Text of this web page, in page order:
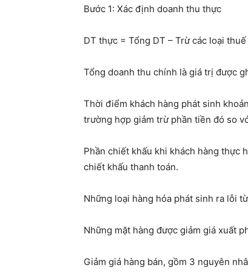
Bước 1: Xác định doanh thu thực
DT thực = Tổng DT – Trừ các loại
Tổng doanh thu chính là giá trị được
Thời điểm khách hàng phát sinh
trường hợp giảm trừ phần tiền đó so
Phần chiết khấu khi khách hàng thực
chiết khấu thanh toán.
Những loại hàng hóa phát sinh ra lỗi
Những mặt hàng được giảm giá xuất
Giảm giá hàng bán, gồm 3 nguyên